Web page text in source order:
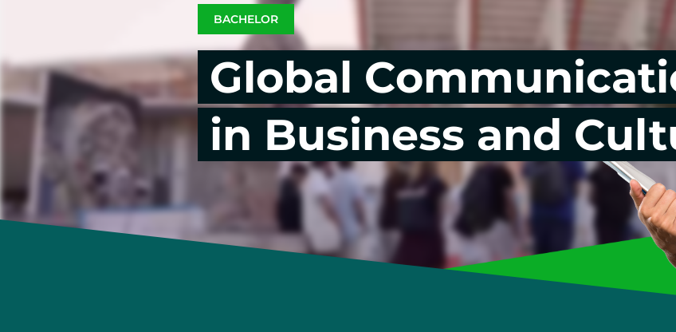
Sportevents
Music, Festival & Entertainment
Wirtschafts- & Werbepsychologie
Automobil Business Entrepreneurship & Innovation
Praxis im Studium Studienberatung & Bewerbung
Auslandsoptionen
BACHELOR
Global
in Business and